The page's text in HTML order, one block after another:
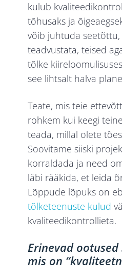
kulub
tõhusaks ja
võib juhtuda
teadvustata, teised
tõlke
see lihtsalt halva
Teate, mis teie
rohkem kui keegi
teada, millal olete
Soovitame siiski
korraldada ja need
läbi rääkida, et leida
Lõppude lõpuks on
tõlketeenuste kulud
kvaliteedikontrollieta.
Erinevad ootused
mis on